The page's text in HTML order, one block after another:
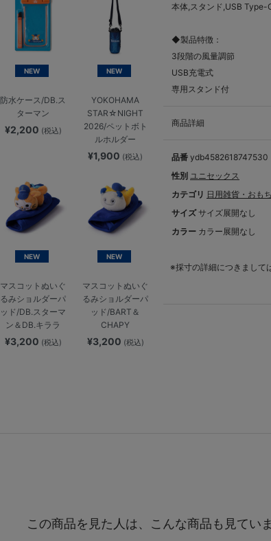
NEW
防水ケース/DB.ス
ターマン
¥2,200 (税込)
NEW
YOKOHAMA
STAR☆NIGHT
2026/ペットボト
ルホルダー
¥1,900 (税込)
NEW
マスコットぬいぐ
るみショルダーパ
ッド/DB.スターマ
ン＆DB.キララ
¥3,200 (税込)
NEW
マスコットぬいぐ
るみショルダーパ
ッド/BART＆
CHAPY
¥3,200 (税込)
本体,スタンド,USB Type-
◆製品特徴：
3段階の風量調節
USB充電式
専用スタンド付
商品詳細
品番 ydb4582618747530
性別 ユニセックス
カテゴリ 日用雑貨・おも
サイズ サイズ展開なし
カラー カラー展開なし
※採寸の詳細につきまして
この商品を見た人は、こんな商品も見てい